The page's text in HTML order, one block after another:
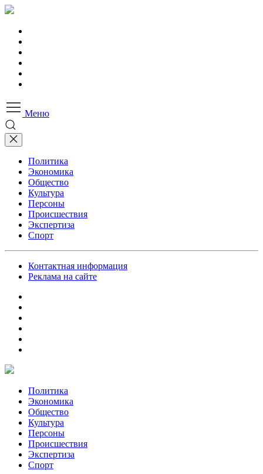
Меню
Политика
Экономика
Общество
Культура
Персоны
Происшествия
Экспертиза
Спорт
Контактная информация
Реклама на сайте
Политика
Экономика
Общество
Культура
Персоны
Происшествия
Экспертиза
Спорт